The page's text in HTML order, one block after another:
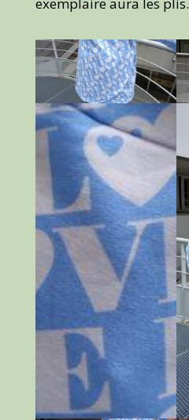
exemplaire aura les plis.